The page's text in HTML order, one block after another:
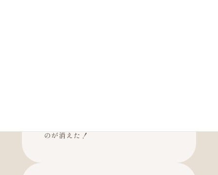
のが消えた！